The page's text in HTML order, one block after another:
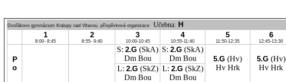
Dvořákovo gymnázium Kralupy nad Vltavou, příspěvková organizace Učebna: H
1
8:00- 8:45
2
8:55- 9:40
3
10:00-10:45
4
10:55-11:40
5
11:50-12:35
6
12:45-13:30
P
o
S: 2.G (SkA)
DmBou
S: 2.G (SkA)
DmBou 5.G (Hv)
HvHrk
5.G (Hv)
Hv Hrk
L: 2.G (SkZ)
DmBou
L: 2.G (SkZ)
DmBou